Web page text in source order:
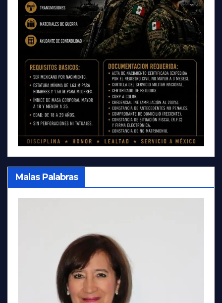
Malas Palabras